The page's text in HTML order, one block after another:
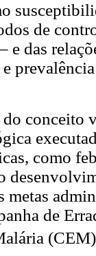
de
e das
conceito
como
metas
de